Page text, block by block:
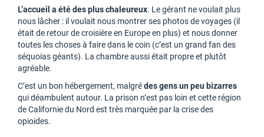
L’accueil a été des plus chaleureux. Le gérant ne voulait plus
nous lâcher : il voulait nous montrer ses photos de voyages (il
était de retour de croisière en Europe en plus) et nous donner
toutes les choses à faire dans le coin (c’est un grand fan des
séquoias géants). La chambre aussi était propre et plutôt
agréable.
C’est un bon hébergement, malgrédes gens un peu bizarres
qui déambulent autour. La prison n’est pas loin et cette région
de Californie du Nord est très marquée par la crise des
opioides.